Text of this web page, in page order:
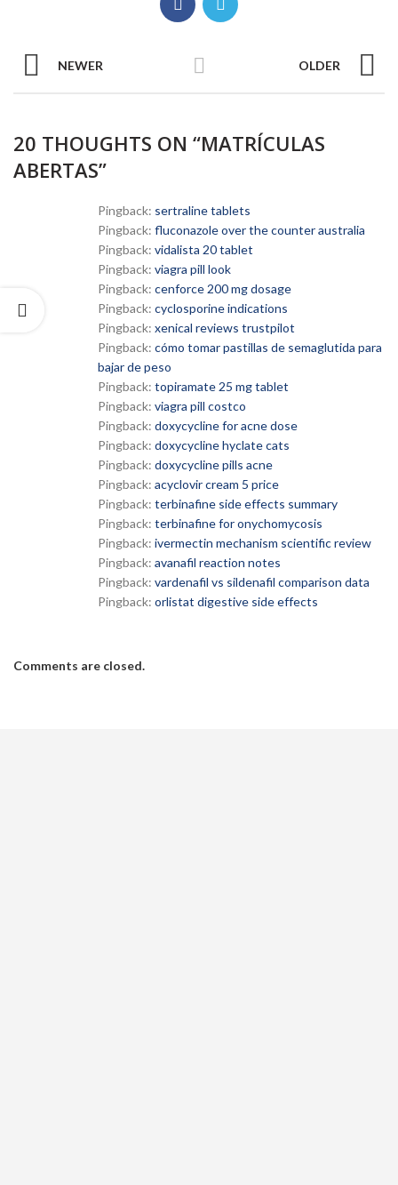
NEWER OLDER
20 THOUGHTS ON “MATRÍCULAS
ABERTAS”
Pingback: sertraline tablets
Pingback: fluconazole over the counter australia
Pingback: vidalista 20 tablet
Pingback: viagra pill look
Pingback: cenforce 200 mg dosage
Pingback: cyclosporine indications
Pingback: xenical reviews trustpilot
Pingback: cómo tomar pastillas de semaglutida para
bajar de peso
Pingback: topiramate 25 mg tablet
Pingback: viagra pill costco
Pingback: doxycycline for acne dose
Pingback: doxycycline hyclate cats
Pingback: doxycycline pills acne
Pingback: acyclovir cream 5 price
Pingback: terbinafine side effects summary
Pingback: terbinafine for onychomycosis
Pingback: ivermectin mechanism scientific review
Pingback: avanafil reaction notes
Pingback: vardenafil vs sildenafil comparison data
Pingback: orlistat digestive side effects
Comments are closed.